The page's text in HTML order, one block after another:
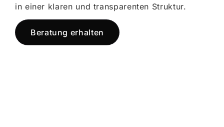
in einer klaren und transparenten Struktur.
Beratung erhalten